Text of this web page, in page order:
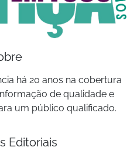
há 20 anos na cobertura
de qualidade e
um público qualificado.
Editoriais